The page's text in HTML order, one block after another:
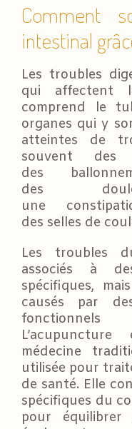
Comment
intestinal
Les troubles
qui affectent
comprend le
organes qui y
atteintes de
souvent des
des
des
une
des selles de
Les troubles
associés à
spécifiques,
causés par
médecine
utilisée pour
de santé. Elle
spécifiques du
pour équilibrer